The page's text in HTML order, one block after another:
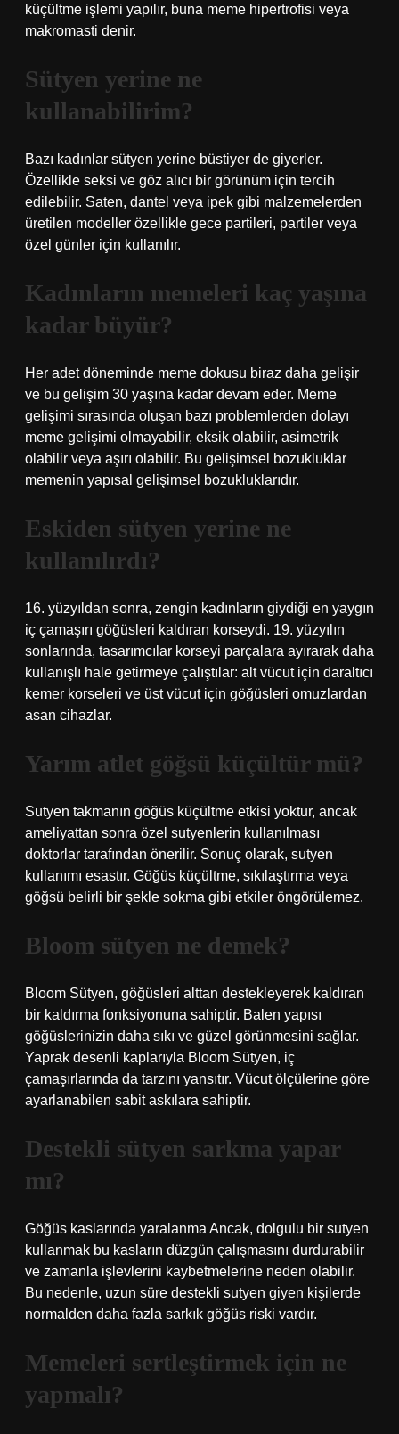
küçültme işlemi yapılır, buna meme hipertrofisi veya
makromasti denir.
Sütyen yerine ne
kullanabilirim?
Bazı kadınlar sütyen yerine büstiyer de giyerler.
Özellikle seksi ve göz alıcı bir görünüm için tercih
edilebilir. Saten, dantel veya ipek gibi malzemelerden
üretilen modeller özellikle gece partileri, partiler veya
özel günler için kullanılır.
Kadınların memeleri kaç yaşına
kadar büyür?
Her adet döneminde meme dokusu biraz daha gelişir
ve bu gelişim 30 yaşına kadar devam eder. Meme
gelişimi sırasında oluşan bazı problemlerden dolayı
meme gelişimi olmayabilir, eksik olabilir, asimetrik
olabilir veya aşırı olabilir. Bu gelişimsel bozukluklar
memenin yapısal gelişimsel bozukluklarıdır.
Eskiden sütyen yerine ne
kullanılırdı?
16. yüzyıldan sonra, zengin kadınların giydiği en yaygın
iç çamaşırı göğüsleri kaldıran korseydi. 19. yüzyılın
sonlarında, tasarımcılar korseyi parçalara ayırarak daha
kullanışlı hale getirmeye çalıştılar: alt vücut için daraltıcı
kemer korseleri ve üst vücut için göğüsleri omuzlardan
asan cihazlar.
Yarım atlet göğsü küçültür mü?
Sutyen takmanın göğüs küçültme etkisi yoktur, ancak
ameliyattan sonra özel sutyenlerin kullanılması
doktorlar tarafından önerilir. Sonuç olarak, sutyen
kullanımı esastır. Göğüs küçültme, sıkılaştırma veya
göğsü belirli bir şekle sokma gibi etkiler öngörülemez.
Bloom sütyen ne demek?
Bloom Sütyen, göğüsleri alttan destekleyerek kaldıran
bir kaldırma fonksiyonuna sahiptir. Balen yapısı
göğüslerinizin daha sıkı ve güzel görünmesini sağlar.
Yaprak desenli kaplarıyla Bloom Sütyen, iç
çamaşırlarında da tarzını yansıtır. Vücut ölçülerine göre
ayarlanabilen sabit askılara sahiptir.
Destekli sütyen sarkma yapar
mı?
Göğüs kaslarında yaralanma Ancak, dolgulu bir sutyen
kullanmak bu kasların düzgün çalışmasını durdurabilir
ve zamanla işlevlerini kaybetmelerine neden olabilir.
Bu nedenle, uzun süre destekli sutyen giyen kişilerde
normalden daha fazla sarkık göğüs riski vardır.
Memeleri sertleştirmek için ne
yapmalı?